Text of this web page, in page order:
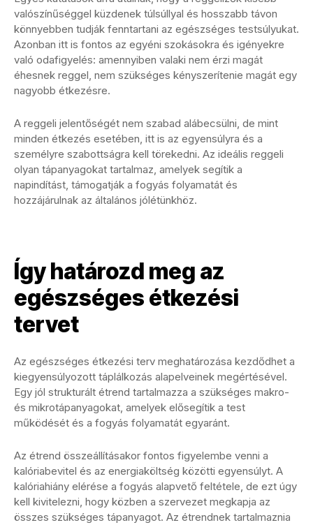
valószínűséggel küzdenek túlsúllyal és hosszabb távon
könnyebben tudják fenntartani az egészséges testsúlyukat.
Azonban itt is fontos az egyéni szokásokra és igényekre
való odafigyelés: amennyiben valaki nem érzi magát
éhesnek reggel, nem szükséges kényszerítenie magát egy
nagyobb étkezésre.
A reggeli jelentőségét nem szabad alábecsülni, de mint
minden étkezés esetében, itt is az egyensúlyra és a
személyre szabottságra kell törekedni. Az ideális reggeli
olyan tápanyagokat tartalmaz, amelyek segítik a
napindítást, támogatják a fogyás folyamatát és
hozzájárulnak az általános jólétünkhöz.
Így határozd meg az
egészséges étkezési
tervet
Az egészséges étkezési terv meghatározása kezdődhet a
kiegyensúlyozott táplálkozás alapelveinek megértésével.
Egy jól strukturált étrend tartalmazza a szükséges makro-
és mikrotápanyagokat, amelyek elősegítik a test
működését és a fogyás folyamatát egyaránt.
Az étrend összeállításakor fontos figyelembe venni a
kalóriabevitel és az energiaköltség közötti egyensúlyt. A
kalóriahiány elérése a fogyás alapvető feltétele, de ezt úgy
kell kivitelezni, hogy közben a szervezet megkapja az
összes szükséges tápanyagot. Az étrendnek tartalmaznia